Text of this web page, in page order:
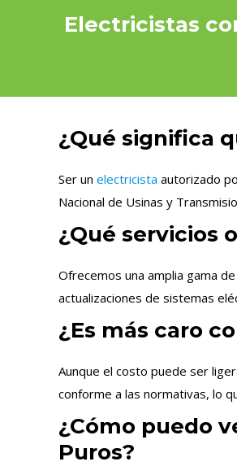
Electricistas
¿Qué significa
Ser un electricista autorizado
Nacional de Usinas y
¿Qué servicios
Ofrecemos una amplia gama
actualizaciones de sistemas
¿Es más caro
Aunque el costo puede ser
conforme a las normativas, lo
¿Cómo puedo
Puros?